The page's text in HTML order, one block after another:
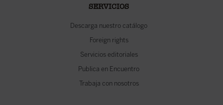
SERVICIOS
Descarga nuestro catálogo
Foreign rights
Servicios editoriales
Publica en Encuentro
Trabaja con nosotros